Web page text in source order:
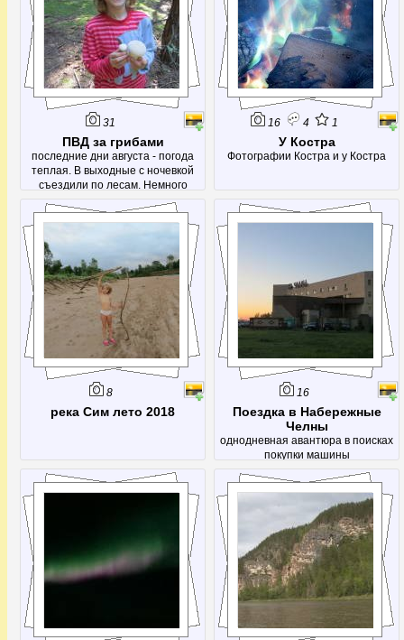
31
ПВД за грибами
последние дни августа - погода
теплая. В выходные с ночевкой
съездили по лесам. Немного
набрали рыжиков, груздей и других
вкусностей. А еще посетили родник
16 4 1
У Костра
Фотографии Костра и у Костра
8
река Сим лето 2018
16
Поездка в Набережные
Челны
однодневная авантюра в поисках
покупки машины